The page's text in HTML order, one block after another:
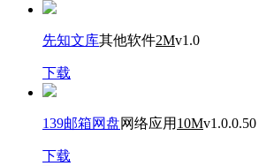
先知文库其他软件2Mv1.0
下载
139邮箱网盘网络应用 10Mv1.0.0.50
下载